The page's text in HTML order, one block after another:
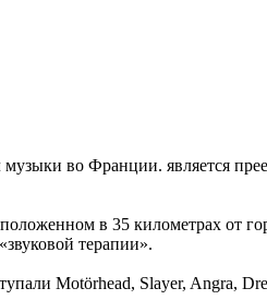
во Франции. является
в 35 километрах от
терапии».
Motörhead, Slayer, Angra,